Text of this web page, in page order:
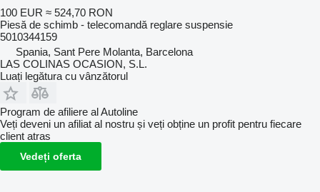
100 EUR ≈ 524,70 RON
Piesă de schimb - telecomandă reglare suspensie
5010344159
Spania, Sant Pere Molanta, Barcelona
LAS COLINAS OCASION, S.L.
Luați legătura cu vânzătorul
Program de afiliere al Autoline
Veți deveni un afiliat al nostru și veți obține un profit pentru fiecare
client atras
Vedeți oferta